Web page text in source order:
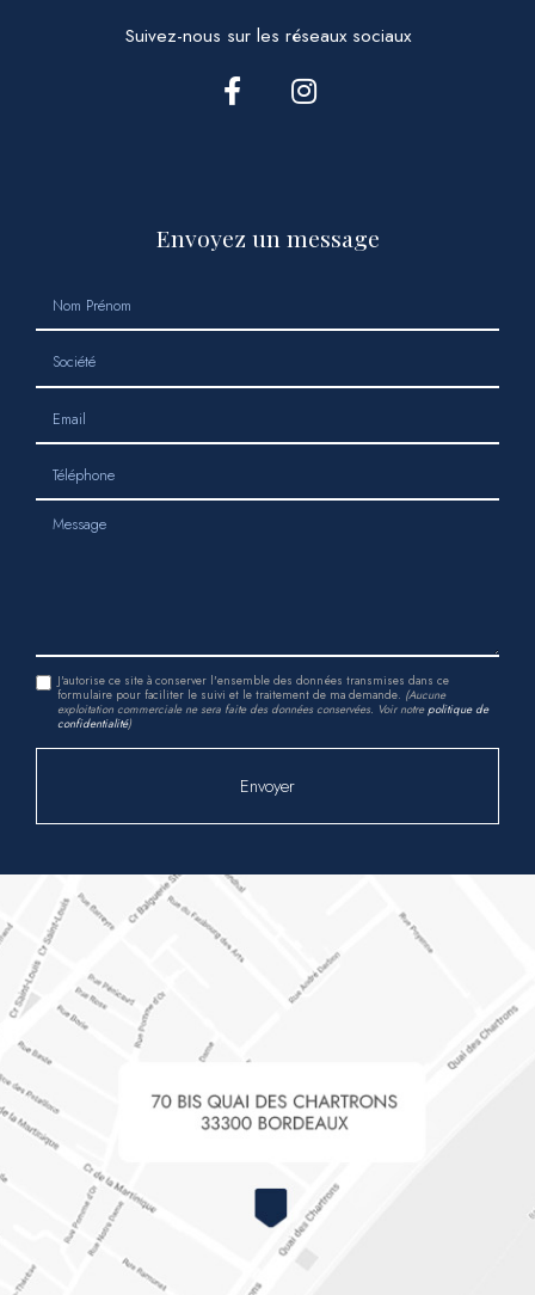
Suivez-nous sur les réseaux sociaux
Envoyez un message
Nom Prénom
Société
Email
Téléphone
Message
J'autorise ce site à conserver l'ensemble des données transmises dans ce
formulaire pour faciliter le suivi et le traitement de ma demande. (Aucune
exploitation commerciale ne sera faite des données conservées. Voir notrepolitique de
confidentialité)